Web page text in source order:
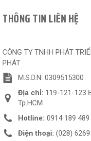
THÔNG TIN LIÊN HỆ
CÔNG TY TNHH PHÁT
PHÁT
M.S.D.N: 0309515300
Địa chỉ: 119-121-123
Tp.HCM
Hotline: 0914 189 489
Điện thoại: (028)